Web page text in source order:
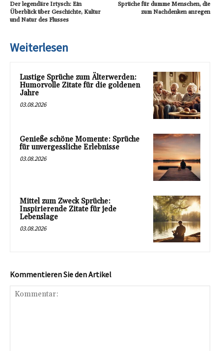
Der legendäre Irtysch: Ein
Überblick über Geschichte, Kultur
und Natur des Flusses
Sprüche für dumme Menschen, die
zum Nachdenken anregen
Weiterlesen
Lustige Sprüche zum Älterwerden:
Humorvolle Zitate für die goldenen
Jahre
03.08.2026
Genieße schöne Momente: Sprüche
für unvergessliche Erlebnisse
03.08.2026
Mittel zum Zweck Sprüche:
Inspirierende Zitate für jede
Lebenslage
03.08.2026
Kommentieren Sie den Artikel